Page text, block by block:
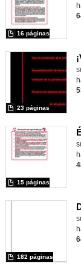
16 páginas
23 páginas
15 páginas
182 páginas